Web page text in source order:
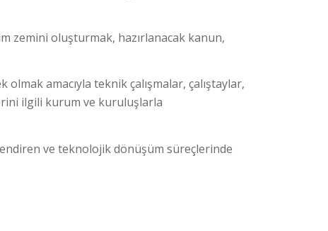
zemini oluşturmak, hazırlanacak kanun,
amacıyla teknik çalışmalar, çalıştaylar,
ilgili kurum ve kuruluşlarla
ve teknolojik dönüşüm süreçlerinde